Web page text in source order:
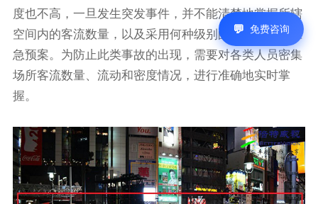
度也不高，一旦发生突发事件，并不能清楚地掌握所辖
空间内的客流数量，以及采用何种级别的疏散方案和应
急预案。为防止此类事故的出现，需要对各类人员密集
场所客流数量、流动和密度情况，进行准确地实时掌
握。
免费咨询